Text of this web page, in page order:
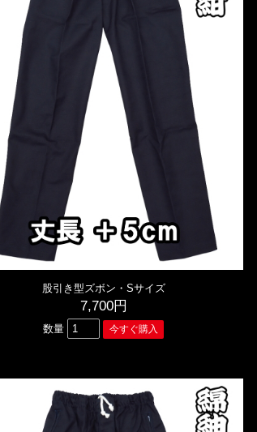
股引き型ズボン・Sサイズ
7,700円
数量